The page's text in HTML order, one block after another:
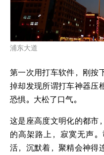
浦东大道
第一次用打车软件，刚按
掉却发现所谓打车神器压
恐惧。大松了口气。
这是座高度文明化的都市
的高架路上，寂寞无声
活，沉默着，聚精会神得